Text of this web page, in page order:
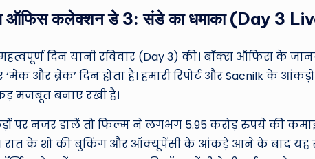
ऑफिस कलेक्शन डे 3: संडे का धमाका (Day 3
दिन यानी रविवार (Day 3) की। बॉक्स ऑफिस के
और ब्रेक’ दिन होता है। हमारी रिपोर्ट और Sacnilk के
मजबूत बनाए रखी है।
नजर डालें तो फिल्म ने लगभग 5.95 करोड़ रुपये की कमाई
रात के शो की बुकिंग और ऑक्यूपेंसी के आंकड़े आने के बाद यह